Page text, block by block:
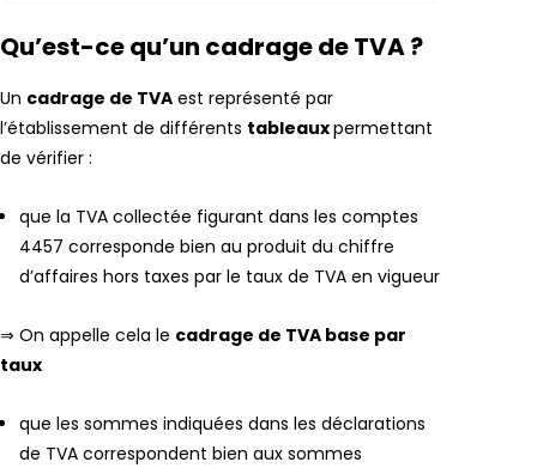
Qu’est-ce qu’un cadrage de TVA ?
Un cadrage de TVA est représenté par
l’établissement de différents tableauxpermettant
de vérifier :
que la TVA collectée figurant dans les comptes
4457 corresponde bien au produit du chiffre
d’affaires hors taxes par le taux de TVA en vigueur
⇒ On appelle cela le cadrage de TVA base par
taux
que les sommes indiquées dans les déclarations
de TVA correspondent bien aux sommes